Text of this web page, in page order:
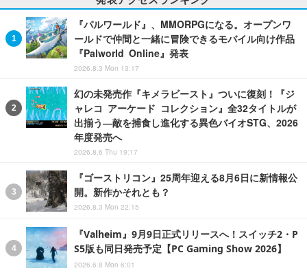
『パルワールド』、MMORPGになる。オープンワ
ールドで仲間と一緒に冒険できるモバイル向け作品
『Palworld Online』発表
2026.8.3 Mon 13:17
幻の未発売作『キメラビースト』ついに復刻！『ジ
ャレコ アーケード コレクション』全32タイトルが
出揃う―敵を捕食し進化する異色バイオSTG、2026
年度発売へ
2026.8.6 Thu 19:17
『ゴーストリコン』25周年迎える8月6日に新情報公
開。新作かそれとも？
2026.8.3 Mon 22:15
『Valheim』9月9日正式リリースへ！スイッチ2・P
S5版も同日発売予定【PC Gaming Show 2026】
2026.6.8 Mon 6:01